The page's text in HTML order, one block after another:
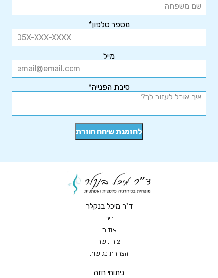
מספר טלפון*
מייל
סיבת הפנייה*
ד"ר מיכל בנקלר
בית
אודות
צור קשר
הצהרת נגישות
ניתוחי חזה